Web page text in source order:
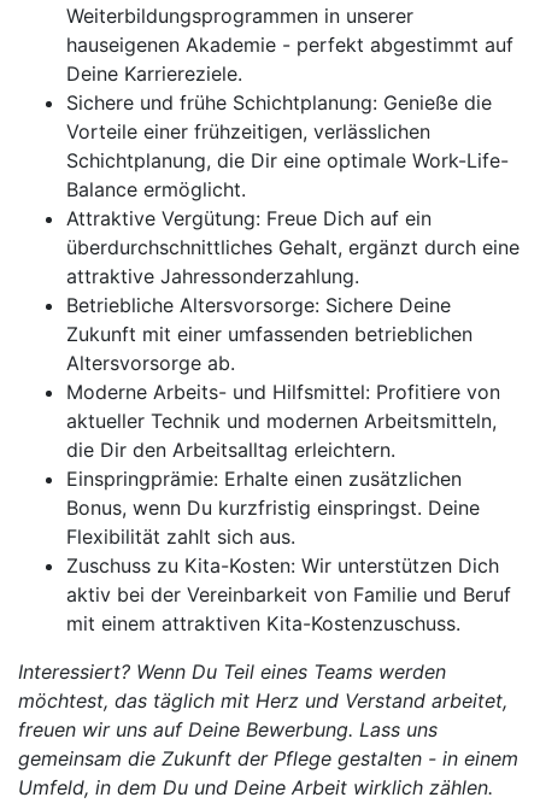
Weiterbildungsprogrammen in unserer
hauseigenen Akademie - perfekt abgestimmt auf
Deine Karriereziele.
Sichere und frühe Schichtplanung: Genieße die
Vorteile einer frühzeitigen, verlässlichen
Schichtplanung, die Dir eine optimale Work-Life-
Balance ermöglicht.
Attraktive Vergütung: Freue Dich auf ein
überdurchschnittliches Gehalt, ergänzt durch eine
attraktive Jahressonderzahlung.
Betriebliche Altersvorsorge: Sichere Deine
Zukunft mit einer umfassenden betrieblichen
Altersvorsorge ab.
Moderne Arbeits- und Hilfsmittel: Profitiere von
aktueller Technik und modernen Arbeitsmitteln,
die Dir den Arbeitsalltag erleichtern.
Einspringprämie: Erhalte einen zusätzlichen
Bonus, wenn Du kurzfristig einspringst. Deine
Flexibilität zahlt sich aus.
Zuschuss zu Kita-Kosten: Wir unterstützen Dich
aktiv bei der Vereinbarkeit von Familie und Beruf
mit einem attraktiven Kita-Kostenzuschuss.
Interessiert? Wenn Du Teil eines Teams werden
möchtest, das täglich mit Herz und Verstand arbeitet,
freuen wir uns auf Deine Bewerbung. Lass uns
gemeinsam die Zukunft der Pflege gestalten - in einem
Umfeld, in dem Du und Deine Arbeit wirklich zählen.